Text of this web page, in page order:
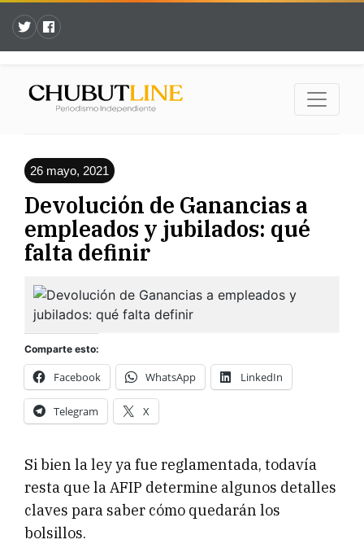
26 mayo, 2021
Devolución de Ganancias a
empleados y jubilados: qué
falta definir
Comparte esto:
Facebook WhatsApp LinkedIn
Telegram X
Si bien la ley ya fue reglamentada, todavía
resta que la AFIP determine algunos detalles
claves para saber cómo quedarán los
bolsillos.